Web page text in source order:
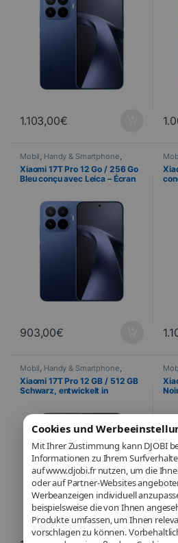
Cookies und
Mit Ihrer Zustimmung kann DJOBI
Informationen zu Ihrem
auf www.djobi.fr nutzen, um die
oder auf Partner-Websites
Werbeanzeigen individuell
beispielsweise die von Ihnen
Produkte umfassen, um Ihnen
vorschlagen zu können.
1.103,00€
Mobil, Handy & Smartphone,
Telefonie
Xiaomi 17T Pro 12 Go / 256 Go
Bleu conçu avec Leica – Écran
903,00€
Mobil, Handy & Smartphone,
Telefonie
Xiaomi 17T Pro 12 GB / 512 GB
Schwarz, entwickelt in
dreifache Leica-Kamera mit 50
MP